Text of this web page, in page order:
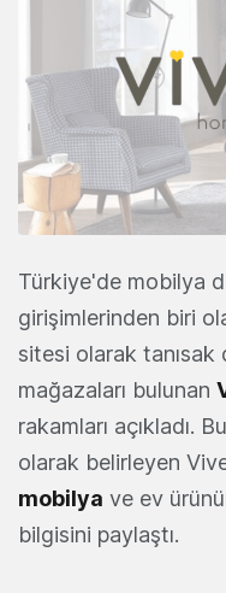
Türkiye'de mobilya
girişimlerinden biri
sitesi olarak
mağazaları bulunan
rakamları açıkladı.
olarak belirleyen
mobilya ve ev
bilgisini paylaştı.